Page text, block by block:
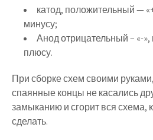
катод, положительный —
минусу;
Анод отрицательный – «-
плюсу.
При сборке схем своими
спаянные концы не касались
замыканию и сгорит вся схема,
сделать.